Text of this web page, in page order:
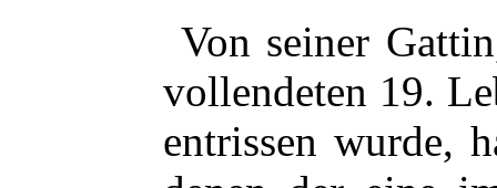
Von seiner
vollendeten 19.
entrissen wurde,